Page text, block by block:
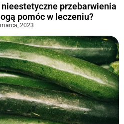
przebarwienia
pomóc w leczeniu?
2023